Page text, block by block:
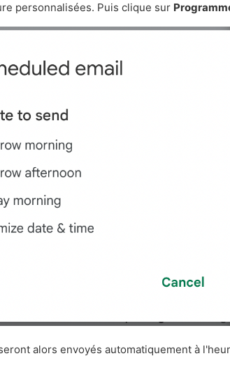
personnalisées. Puis clique sur
alors envoyés automatiquement à